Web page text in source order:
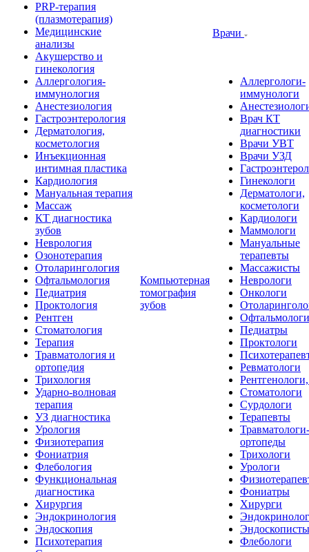
PRP-терапия
(плазмотерапия)
Медицинские
анализы
Акушерство и
гинекология
Аллергология-
иммунология
Анестезиология
Гастроэнтерология
Дерматология,
косметология
Инъекционная
интимная пластика
Кардиология
Мануальная терапия
Массаж
КТ диагностика
зубов
Неврология
Озонотерапия
Отоларингология
Офтальмология
Педиатрия
Проктология
Рентген
Стоматология
Терапия
Травматология и
ортопедия
Трихология
Ударно-волновая
терапия
УЗ диагностика
Урология
Физиотерапия
Фониатрия
Флебология
Функциональная
диагностика
Хирургия
Эндокринология
Эндоскопия
Психотерапия
Компьютерная
томография
зубов
Врачи
Аллергологи-
иммунологи
Врач КТ
диагностики
Врачи УВТ
Врачи УЗД
Гинекологи
Дерматологи,
косметологи
Кардиологи
Маммологи
Мануальные
терапевты
Массажисты
Неврологи
Онкологи
Офтальмологи
Педиатры
Проктологи
Ревматологи
Стоматологи
Сурдологи
Терапевты
Травматологи-
ортопеды
Трихологи
Урологи
Фониатры
Хирурги
Эндоскописты
Флебологи